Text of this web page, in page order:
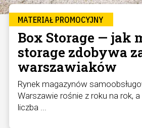
MATERIAŁ PROMOCYJNY
Box Storage — jak
storage zdobywa
warszawiaków
Rynek magazynów
Warszawie rośnie z roku na rok,
liczba ...